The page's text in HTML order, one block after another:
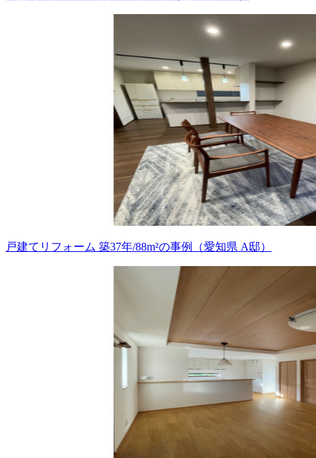
戸建てリフォーム 築37年/88m²の事例（愛知県 A邸）